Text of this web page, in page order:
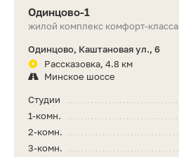
Одинцово-1
жилой комплекс комфорт-класса
Одинцово, Каштановая ул., 6
Рассказовка, 4.8 км
Минское шоссе
Студии
1-комн.
2-комн.
3-комн.